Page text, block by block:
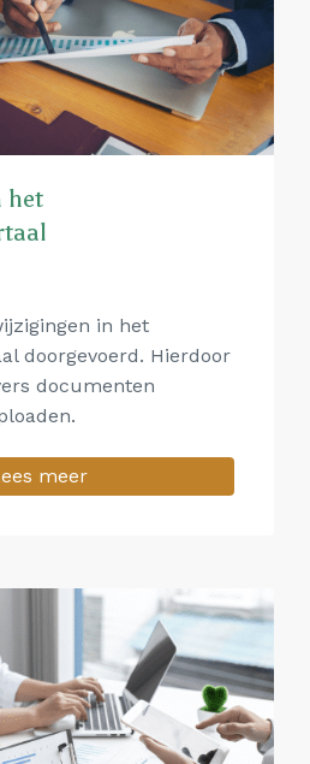
het
in het
doorgevoerd. Hierdoor
documenten
meer